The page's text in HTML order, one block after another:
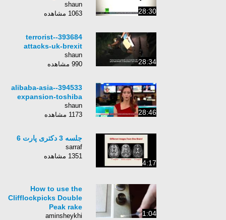
28:30
shaun
1063 مشاهده
28:34
393684-terrorist-
attacks-uk-brexit
shaun
990 مشاهده
28:46
394533-alibaba-asia-
expansion-toshiba
shaun
1173 مشاهده
4:17
جلسه 3 دکتری پارت 6
sarraf
1351 مشاهده
1:04
How to use the
Clifflockpicks Double
Peak rake
aminsheykhi